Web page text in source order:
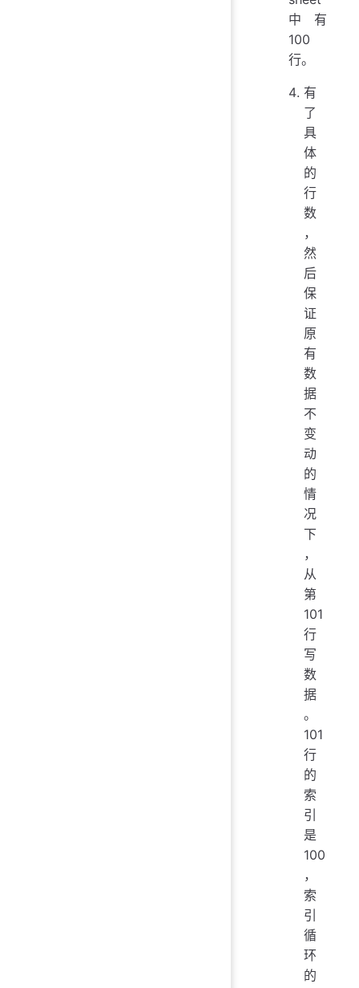
中有
100
行。
有
了
具
体
的
行
数
，
然
后
保
证
原
有
数
据
不
变
动
的
情
况
下
，
从
第
101
行
写
数
据
。
101
行
的
索
引
是
100
，
索
引
循
环
的